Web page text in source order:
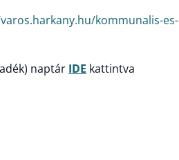
kommunalis-es-
naptár IDE kattintva